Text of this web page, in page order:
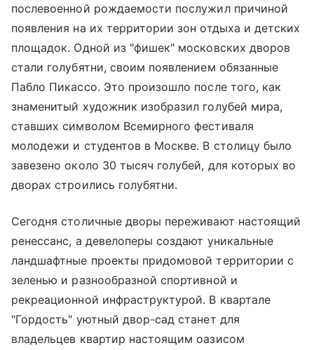
послевоенной рождаемости послужил причиной
появления на их территории зон отдыха и детских
площадок. Одной из "фишек" московских дворов
стали голубятни, своим появлением обязанные
Пабло Пикассо. Это произошло после того, как
знаменитый художник изобразил голубей мира,
ставших символом Всемирного фестиваля
молодежи и студентов в Москве. В столицу было
завезено около 30 тысяч голубей, для которых во
дворах строились голубятни.
Сегодня столичные дворы переживают настоящий
ренессанс, а девелоперы создают уникальные
ландшафтные проекты придомовой территории с
зеленью и разнообразной спортивной и
рекреационной инфраструктурой. В квартале
"Гордость" уютный двор-сад станет для
владельцев квартир настоящим оазисом